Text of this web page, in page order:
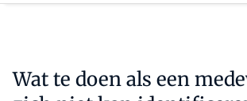
Wat te doen als een